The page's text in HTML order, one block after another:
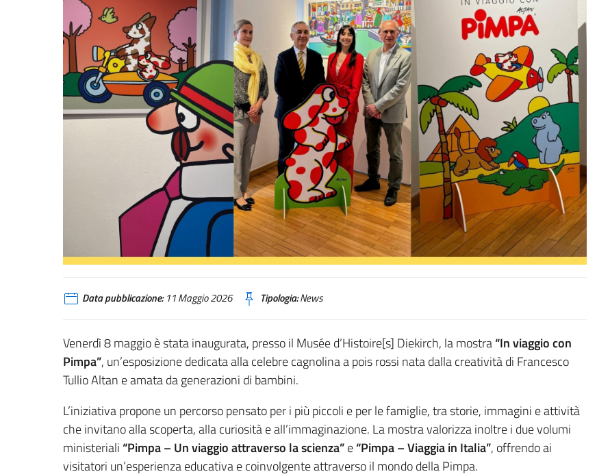
Data pubblicazione:11 Maggio 2026 Tipologia:News
Venerdì 8 maggio è stata inaugurata, presso il Musée d’Histoire[s] Diekirch, la mostra“In viaggio con
Pimpa”, un’esposizione dedicata alla celebre cagnolina a pois rossi nata dalla creatività di Francesco
Tullio Altan e amata da generazioni di bambini.
L’iniziativa propone un percorso pensato per i più piccoli e per le famiglie, tra storie, immagini e attività
che invitano alla scoperta, alla curiosità e all’immaginazione. La mostra valorizza inoltre i due volumi
ministeriali “Pimpa – Un viaggio attraverso la scienza”e“Pimpa – Viaggia in Italia”, offrendo ai
visitatori un’esperienza educativa e coinvolgente attraverso il mondo della Pimpa.